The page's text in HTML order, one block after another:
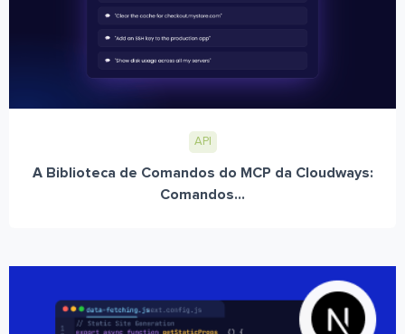
API
A Biblioteca de Comandos do MCP da Cloudways:
Comandos...